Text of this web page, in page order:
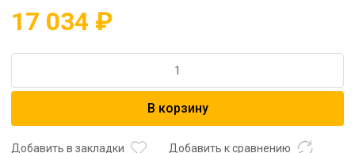
17 034 ₽
Радиатор,
100*400*600,
В корзину
Добавить в закладки Добавить к сравнению